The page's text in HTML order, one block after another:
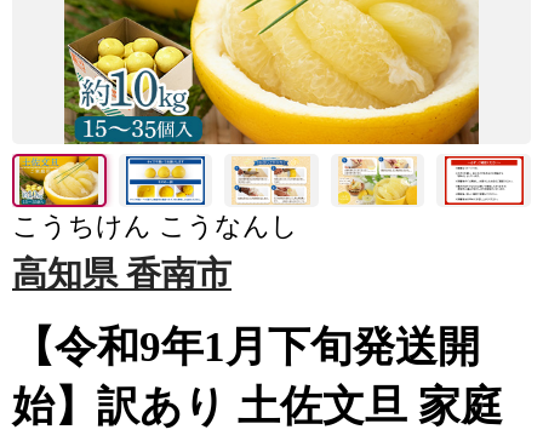
こうちけん こうなんし
高知県 香南市
【令和9年1月下旬発送開
始】訳あり 土佐文旦 家庭